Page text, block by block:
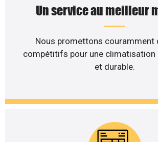
Un service au meilleur
Nous promettons couramment
compétitifs pour une
et durable.